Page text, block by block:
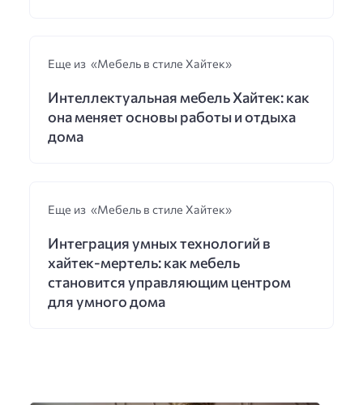
Еще из «Мебель в стиле Хайтек»
Интеллектуальная мебель Хайтек: как
она меняет основы работы и отдыха
дома
Еще из «Мебель в стиле Хайтек»
Интеграция умных технологий в
хайтек-мертель: как мебель
становится управляющим центром
для умного дома